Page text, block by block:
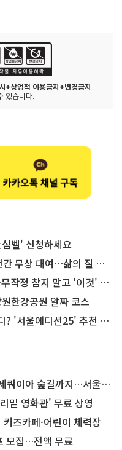
+상업적 이용금지+변경금지
있습니다.
벨' 신청하세요
상 대여…삶의 질 높인다
참지 말고 '이것' 해보세요!
한강공원 알짜 코스
울에디션25' 추천 코스
길까지…서울둘레길 15코스
밑 영화관' 무료 상영
즈카페·어린이 체력장
모집…전액 무료